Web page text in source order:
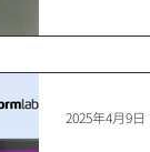
2025年4月9日